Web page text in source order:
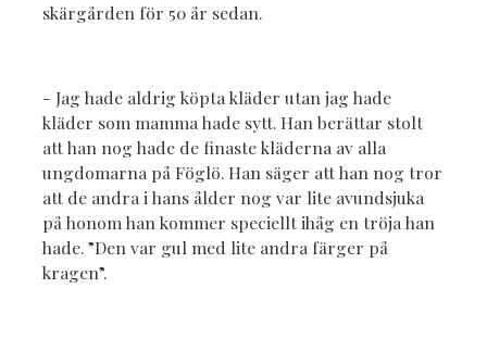
skärgården för 50 år sedan.
- Jag hade aldrig köpta kläder utan jag hade
kläder som mamma hade sytt. Han berättar stolt
att han nog hade de finaste kläderna av alla
ungdomarna på Föglö. Han säger att han nog tror
att de andra i hans ålder nog var lite avundsjuka
på honom han kommer speciellt ihåg en tröja han
hade. ”Den var gul med lite andra färger på
kragen”.